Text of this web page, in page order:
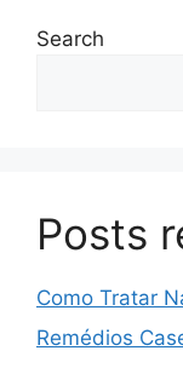
Search
Posts
Como Tratar
Remédios